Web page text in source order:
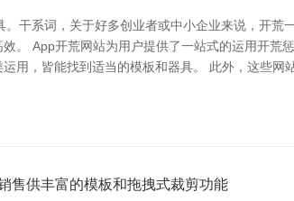
干系词，关于好多创业者或中小企业来说，开
。 App开荒网站为用户提供了一站式的运用开
用，皆能找到适当的模板和器具。 此外，这些网
售供丰富的模板和拖拽式裁剪功能